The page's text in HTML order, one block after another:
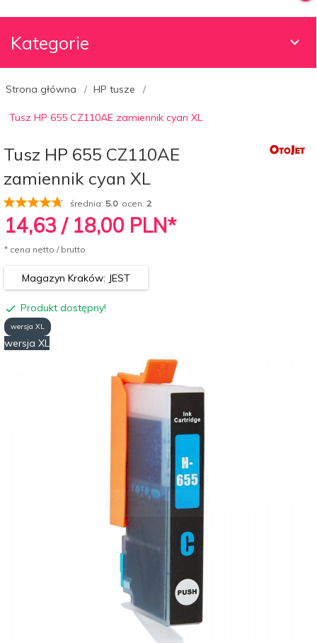
Kategorie
Strona główna HP tusze
Tusz HP 655 CZ110AE zamiennik cyan XL
Tusz HP 655 CZ110AE
zamiennik cyan XL
średnia: 5.0ocen: 2
14,63 / 18,00 PLN*
* cena netto / brutto
Magazyn Kraków: JEST
Produkt dostępny!
wersja XL
wersja XL